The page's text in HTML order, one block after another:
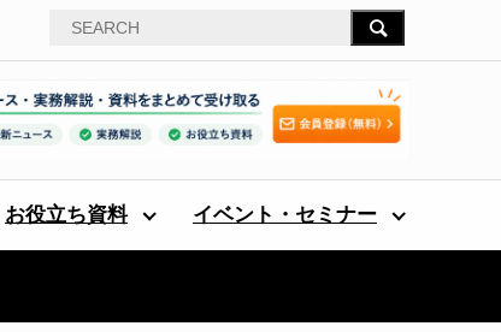
お役立ち資料 イベント・セミナー